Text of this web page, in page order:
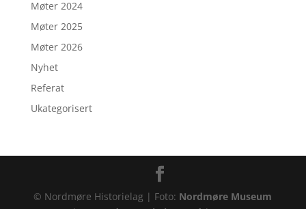
Møter 2024
Møter 2025
Møter 2026
Nyhet
Referat
Ukategorisert
© Nordmøre Historielag | Foto: Nordmøre Museum